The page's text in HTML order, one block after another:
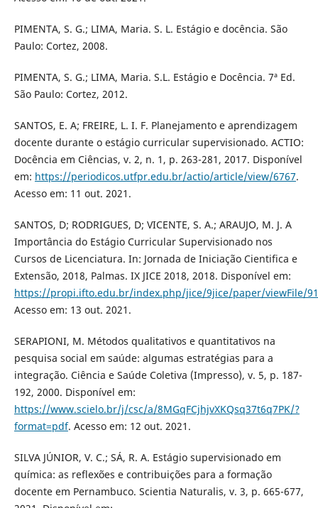
PIMENTA, S. G.; LIMA, Maria. S. L. Estágio e docência. São
Paulo: Cortez, 2008.
PIMENTA, S. G.; LIMA, Maria. S.L. Estágio e Docência. 7ª Ed.
São Paulo: Cortez, 2012.
SANTOS, E. A; FREIRE, L. I. F. Planejamento e aprendizagem
docente durante o estágio curricular supervisionado. ACTIO:
Docência em Ciências, v. 2, n. 1, p. 263-281, 2017. Disponível
em: https://periodicos.utfpr.edu.br/actio/article/view/6767.
Acesso em: 11 out. 2021.
SANTOS, D; RODRIGUES, D; VICENTE, S. A.; ARAUJO, M. J. A
Importância do Estágio Curricular Supervisionado nos
Cursos de Licenciatura. In: Jornada de Iniciação Cientifica e
Extensão, 2018, Palmas. IX JICE 2018, 2018. Disponível em:
https://propi.ifto.edu.br/index.php/jice/9jice/paper/viewFile/
Acesso em: 13 out. 2021.
SERAPIONI, M. Métodos qualitativos e quantitativos na
pesquisa social em saúde: algumas estratégias para a
integração. Ciência e Saúde Coletiva (Impresso), v. 5, p. 187-
192, 2000. Disponível em:
https://www.scielo.br/j/csc/a/8MGqFCjhjvXKQsq37t6q7PK/?
format=pdf. Acesso em: 12 out. 2021.
SILVA JÚNIOR, V. C.; SÁ, R. A. Estágio supervisionado em
química: as reflexões e contribuições para a formação
docente em Pernambuco. Scientia Naturalis, v. 3, p. 665-677,